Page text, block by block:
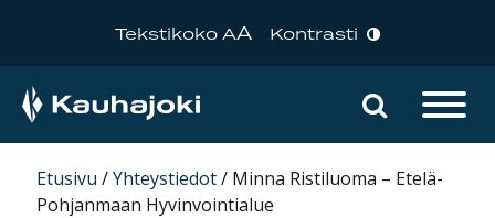
Tekstikoko AA Kontrasti
Päävalikko Hae
Etusivu /Yhteystiedot/ Minna Ristiluoma – Etelä-
Pohjanmaan Hyvinvointialue